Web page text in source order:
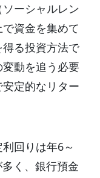
ーシャルレン
資金を集めて
る投資方法で
動を追う必要
定的なリター
回りは年6～
く、銀行預金